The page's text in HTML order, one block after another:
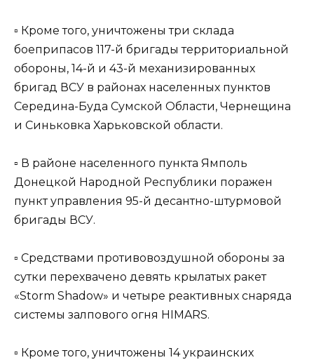
▫️ Кроме того, уничтожены три склада
боеприпасов 117-й бригады территориальной
обороны, 14-й и 43-й механизированных
бригад ВСУ в районах населенных пунктов
Середина-Буда Сумской Области, Чернещина
и Синьковка Харьковской области.
▫️ В районе населенного пункта Ямполь
Донецкой Народной Республики поражен
пункт управления 95-й десантно-штурмовой
бригады ВСУ.
▫️ Средствами противовоздушной обороны за
сутки перехвачено девять крылатых ракет
«Storm Shadow» и четыре реактивных снаряда
системы залпового огня HIMARS.
▫️ Кроме того, уничтожены 14 украинских